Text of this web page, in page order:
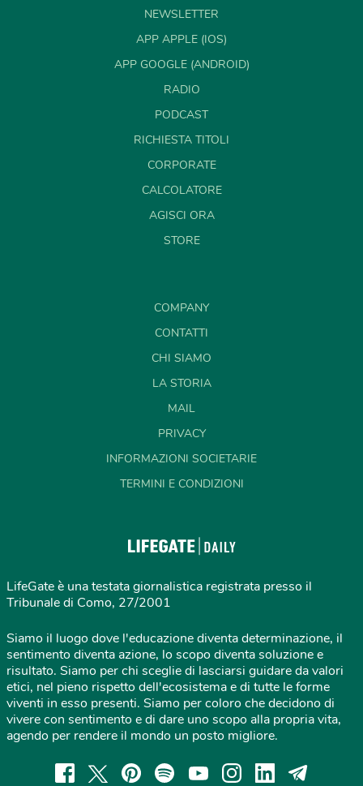
NEWSLETTER
APP APPLE (IOS)
APP GOOGLE (ANDROID)
RADIO
PODCAST
RICHIESTA TITOLI
CORPORATE
CALCOLATORE
AGISCI ORA
STORE
COMPANY
CONTATTI
CHI SIAMO
LA STORIA
MAIL
PRIVACY
INFORMAZIONI SOCIETARIE
TERMINI E CONDIZIONI
LifeGate è una testata giornalistica registrata presso il
Tribunale di Como, 27/2001
Siamo il luogo dove l'educazione diventa determinazione, il
sentimento diventa azione, lo scopo diventa soluzione e
risultato. Siamo per chi sceglie di lasciarsi guidare da valori
etici, nel pieno rispetto dell'ecosistema e di tutte le forme
viventi in esso presenti. Siamo per coloro che decidono di
vivere con sentimento e di dare uno scopo alla propria vita,
agendo per rendere il mondo un posto migliore.